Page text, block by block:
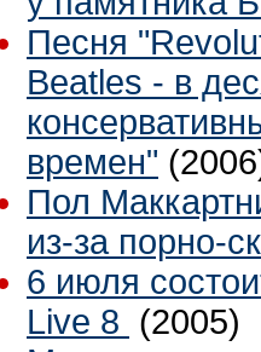
Песня
Beatles - в
времен"
Пол
из-за порно-
6 июля
Live 8 (2005)